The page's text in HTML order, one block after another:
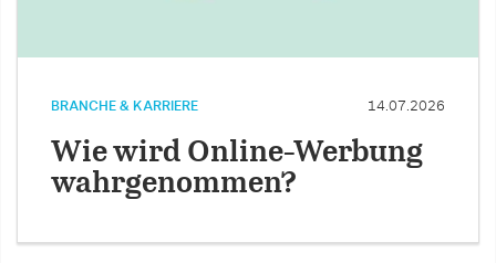
BRANCHE & KARRIERE 14.07.2026
Wie wird Online-Werbung
wahrgenommen?